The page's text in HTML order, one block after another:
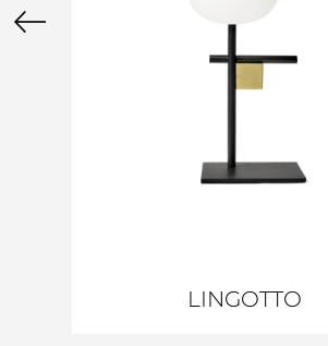
LINGOTTO